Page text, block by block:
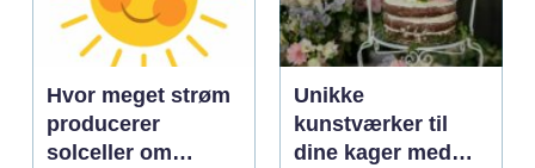
Hvor meget strøm
producerer
solceller om
Unikke
kunstværker til
dine kager med